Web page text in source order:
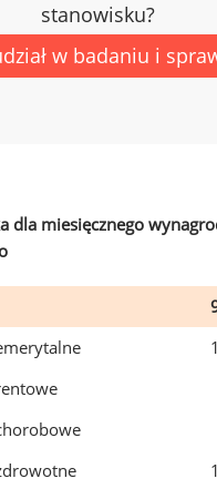
stanowisku?
w badaniu i
dla miesięcznego